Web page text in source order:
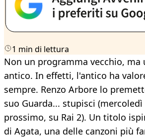
1 min di lettura
Non un programma vecchio, ma
antico. In effetti, l'antico ha
sempre. Renzo Arbore lo
suo Guarda... stupisci
prossimo, su Rai 2). Un titolo
di Agata, una delle canzoni più